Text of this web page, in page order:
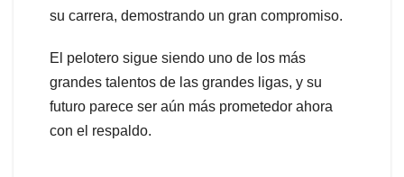
su carrera, demostrando un gran compromiso.
El pelotero sigue siendo uno de los más
grandes talentos de las grandes ligas, y su
futuro parece ser aún más prometedor ahora
con el respaldo.